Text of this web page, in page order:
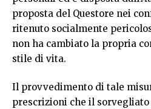
proposta del Questore nei
ritenuto socialmente
non ha cambiato la propria
stile di vita.
Il provvedimento di tale
prescrizioni che il